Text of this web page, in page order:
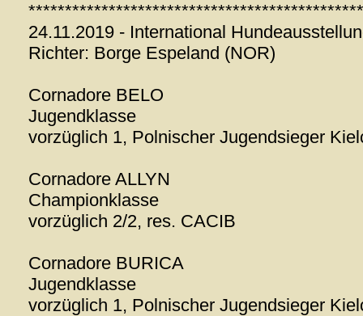
**********************************************
24.11.2019 - International
Richter: Borge Espeland (NOR)
Cornadore BELO
Jugendklasse
vorzüglich 1, Polnischer Jugendsieger
Cornadore ALLYN
Championklasse
vorzüglich 2/2, res. CACIB
Cornadore BURICA
Jugendklasse
vorzüglich 1, Polnischer Jugendsieger